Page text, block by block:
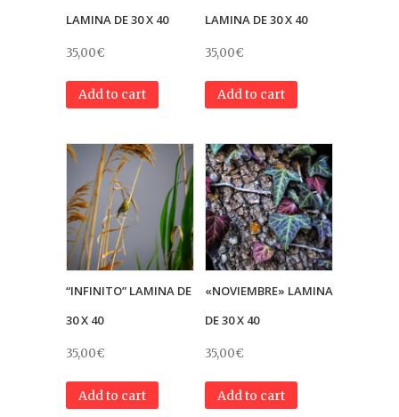
LAMINA DE 30 X 40
35,00€
Add to cart
LAMINA DE 30 X 40
35,00€
Add to cart
“INFINITO” LAMINA DE
30 X 40
35,00€
Add to cart
«NOVIEMBRE» LAMINA
DE 30 X 40
35,00€
Add to cart